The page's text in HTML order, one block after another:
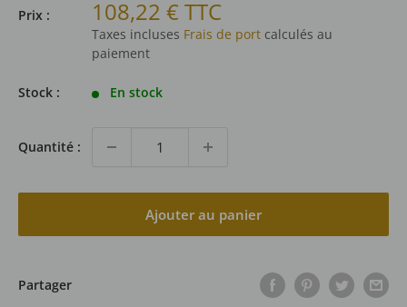
Prix : Prix
réduit
108,22 € TTC
Taxes incluses Frais de port calculés au
paiement
Stock : En stock
Quantité :
Ajouter au panier
Partager